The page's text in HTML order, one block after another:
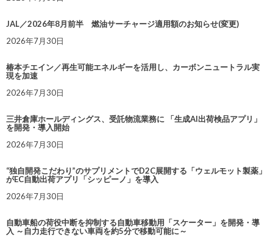
JAL／2026年8月前半 燃油サーチャージ適用額のお知らせ(変更)
2026年7月30日
椿本チエイン／再生可能エネルギーを活用し、カーボンニュートラル実
現を加速
2026年7月30日
三井倉庫ホールディングス、受託物流業務に 「生成AI出荷検品アプリ」
を開発・導入開始
2026年7月30日
“独自開発こだわり”のサプリメントでD2C展開する「ウェルモット製薬」
がEC自動出荷アプリ「シッピーノ」を導入
2026年7月30日
自動車船の荷役中断を抑制する自動車移動用「スケーター」を開発・導
入 ～自力走行できない車両を約5分で移動可能に～